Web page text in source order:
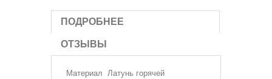
ПОДРОБНЕЕ
ОТЗЫВЫ
Материал Латунь горячей